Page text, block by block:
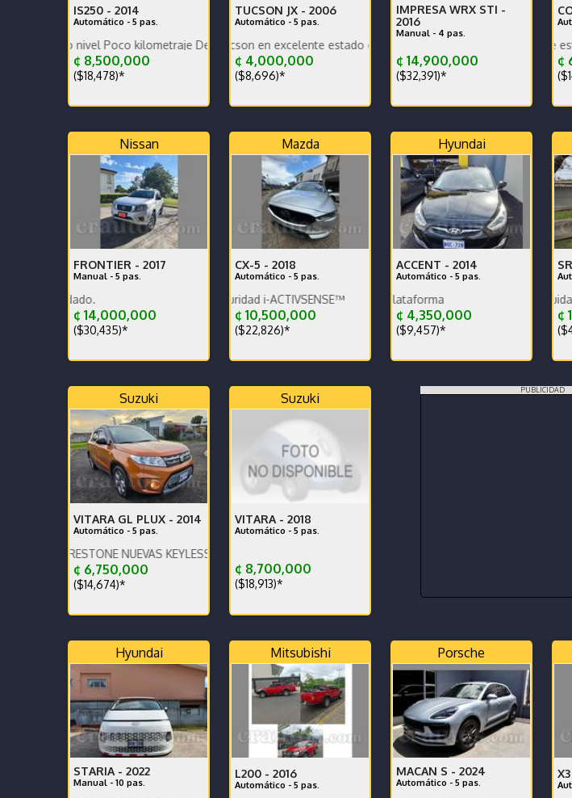
IS250 - 2014
Automático - 5 pas.
nivel Poco kilometraje Dekra limpio Full extras Muy bien cuidado Economic
¢ 8,500,000
($18,478)*
TUCSON JX - 2006
Automático - 5 pas.
Se vende Hyundai Tucson en excelente estado general. Buena Pintura Caja en perfecto estado
¢ 4,000,000
($8,696)*
IMPRESA WRX STI -
2016
Manual - 4 pas.
¢ 14,900,000
($32,391)*
Vehículo en excelente estado.
¢
Nissan
FRONTIER - 2017
Manual - 5 pas.
Unico dueño muy cuidado.
¢ 14,000,000
($30,435)*
Mazda
CX-5 - 2018
Automático - 5 pas.
Equipamiento de seguridad i-ACTIVSENSE™
¢ 10,500,000
($22,826)*
Hyundai
ACCENT - 2014
Automático - 5 pas.
Nunca
¢ 4,350,000
($9,457)*
¢
Suzuki
VITARA GL PLUX - 2014
Automático - 5 pas.
NUEVAS KEYLESS ENCEDIDO DE BOTON MUY ECONOMICO Y COMPACTO
¢ 6,750,000
($14,674)*
Suzuki
VITARA - 2018
Automático - 5 pas.
¢ 8,700,000
($18,913)*
PUBLICIDAD
Hyundai
STARIA - 2022
Manual - 10 pas.
Mitsubishi
L200 - 2016
Automático - 5 pas.
Porsche
MACAN S - 2024
Automático - 5 pas.